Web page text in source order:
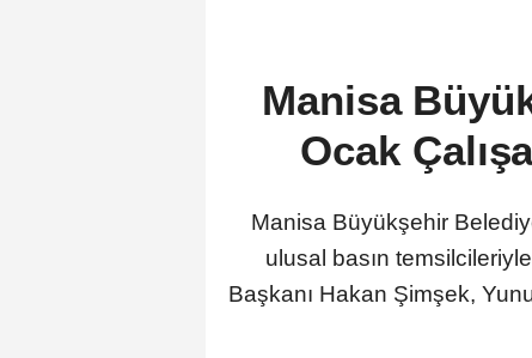
Manisa
Ocak
Manisa Büyükşehir
ulusal basın
Başkanı Hakan Şimşek,